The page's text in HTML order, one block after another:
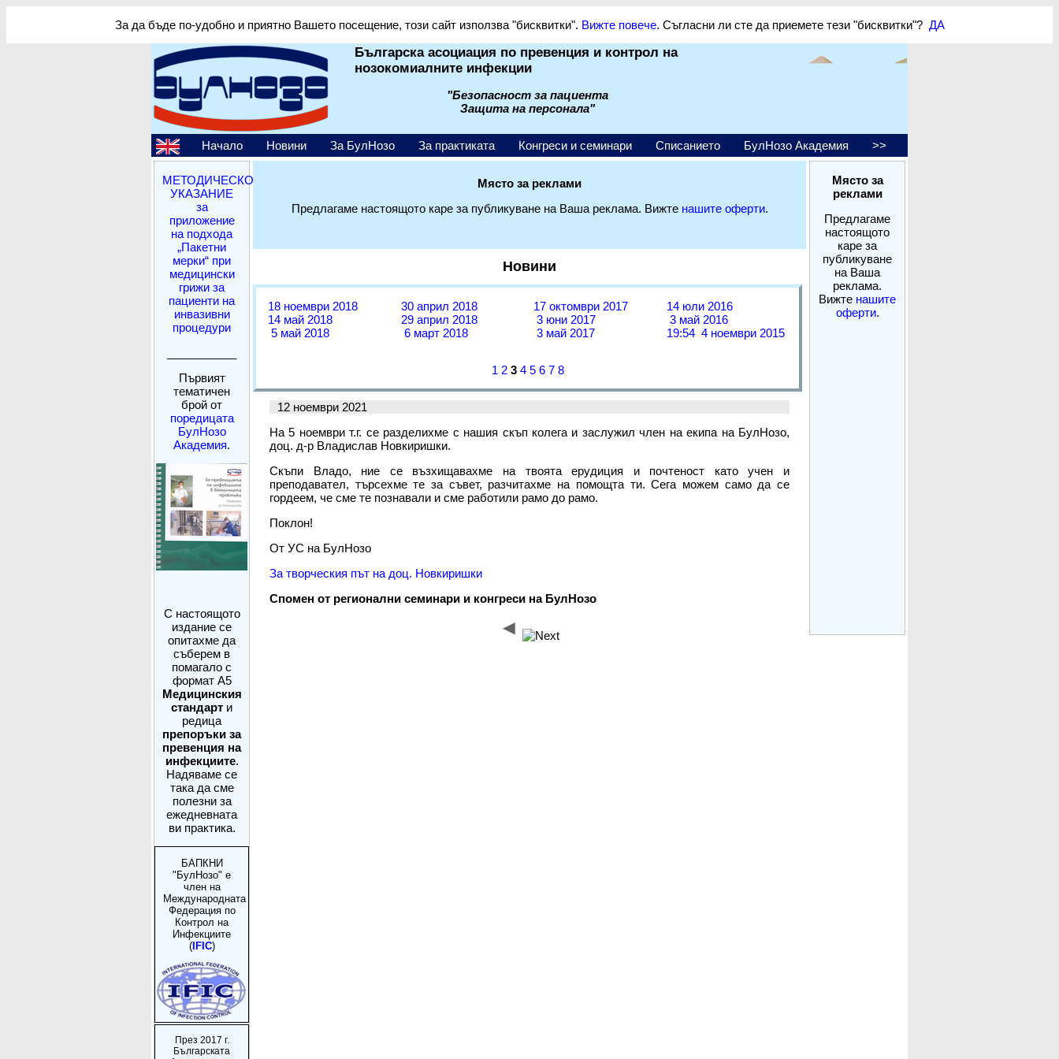
За да бъде по-удобно и приятно Вашето посещение, този сайт използва "бисквитки". Вижте повече. Съгласни ли сте да приемете тези "бисквитки"? ДА
Българска асоциация по превенция и контрол на
нозокомиалните инфекции
"Безопасност за пациента
Защита на персонала"
Начало Новини За БулНозо За практиката Конгреси и семинари Списанието БулНозо Академия >>
МЕТОДИЧЕСКО
УКАЗАНИЕ
за
приложение
на подхода
„Пакетни
мерки“ при
медицински
грижи за
пациенти на
инвазивни
процедури
Първият
тематичен
брой от
поредицата
БулНозо
Академия.
С настоящото
издание се
опитахме да
съберем в
помагало с
формат А5
Медицинския
стандарт и
редица
препоръки за
превенция на
инфекциите.
Надяваме се
така да сме
полезни за
ежедневната
ви практика.
БАПКНИ
"БулНозо" е
член на
Международната
Федерация по
Контрол на
Инфекциите
(IFIC)
През 2017 г.
Българската
Място за
реклами
Предлагаме
настоящото
каре за
публикуване
на Ваша
реклама.
Вижте нашите
оферти.
Място за реклами
Предлагаме настоящото каре за публикуване на Ваша реклама. Вижте нашите оферти.
Новини
18 ноември 2018
14 май 2018
5 май 2018
30 април 2018
29 април 2018
6 март 2018
17 октомври 2017
3 юни 2017
3 май 2017
14 юли 2016
3 май 2016
19:54 4 ноември 2015
1 2 3 4 5 6 7 8
12 ноември 2021
На 5 ноември т.г. се разделихме с нашия скъп колега и заслужил член на екипа на БулНозо,
доц. д-р Владислав Новкиришки.
Скъпи Владо, ние се възхищавахме на твоята ерудиция и почтеност като учен и
преподавател, търсехме те за съвет, разчитахме на помощта ти. Сега можем само да се
гордеем, че сме те познавали и сме работили рамо до рамо.
Поклон!
От УС на БулНозо
За творческия път на доц. Новкиришки
Спомен от регионални семинари и конгреси на БулНозо